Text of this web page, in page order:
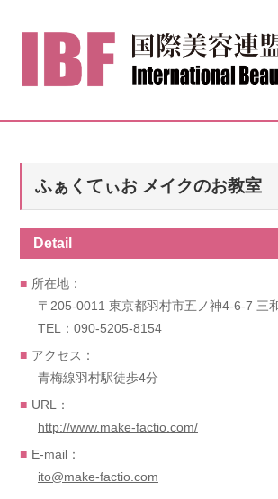
ふぁくてぃお メイクのお教室
Detail
所在地：
〒205-0011 東京都羽村市五ノ神4-6-7 三
TEL：090-5205-8154
アクセス：
青梅線羽村駅徒歩4分
URL：
http://www.make-factio.com/
E-mail：
ito@make-factio.com